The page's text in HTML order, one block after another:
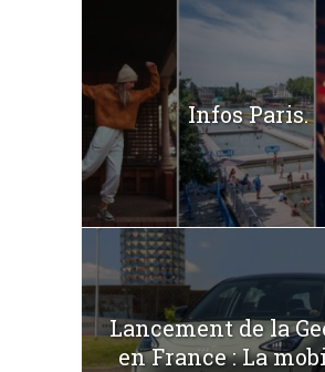
Infos Paris.
Lancement de la
en France : La